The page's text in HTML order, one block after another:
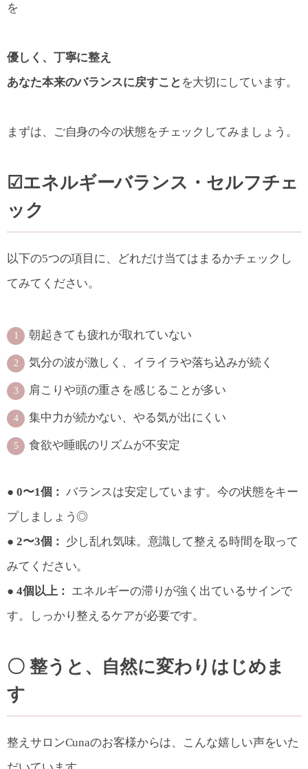
を
優しく、丁寧に整え
あなた本来のバランスに戻すこと を大切にしています。
まずは、ご自身の今の状態をチェックしてみましょう。
☑エネルギーバランス・セルフチェ
ック
以下の5つの項目に、どれだけ当てはまるかチェックし
てみてください。
朝起きても疲れが取れていない
気分の波が激しく、イライラや落ち込みが続く
肩こりや頭の重さを感じることが多い
集中力が続かない、やる気が出にくい
食欲や睡眠のリズムが不安定
● 0〜1個： バランスは安定しています。今の状態をキー
プしましょう◎
● 2〜3個： 少し乱れ気味。意識して整える時間を取って
みてください。
● 4個以上： エネルギーの滞りが強く出ているサインで
す。しっかり整えるケアが必要です。
〇 整うと、自然に変わりはじめま
す
整えサロンCunaのお客様からは、こんな嬉しい声をいた